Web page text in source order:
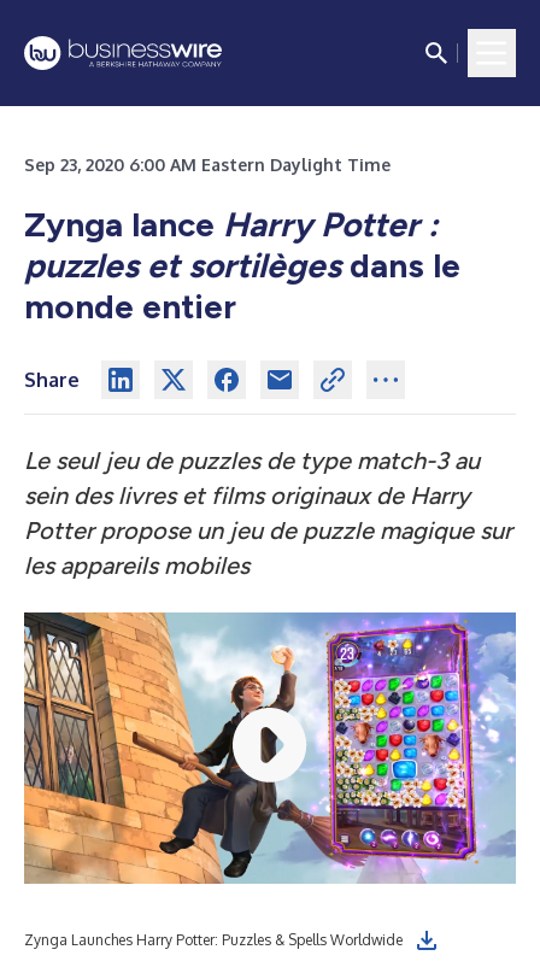
Sep 23, 2020 6:00 AM Eastern Daylight Time
Zynga lance Harry Potter :
puzzles et sortilègesdans le
monde entier
Share
Le seul jeu de puzzles de type match-3 au
sein des livres et films originaux de Harry
Potter propose un jeu de puzzle magique sur
les appareils mobiles
Zynga Launches Harry Potter: Puzzles & Spells Worldwide